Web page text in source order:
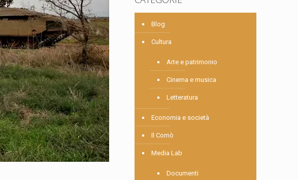
Blog
Cultura
Arte e patrimonio
Cinema e musica
Letteratura
Economia e società
Il Comò
Media Lab
Documenti